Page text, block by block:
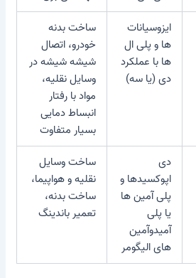
ایزوسیانات
ها و پلی ال
ها با عملکرد
دی (یا سه)
ساخت بدنه
خودرو، اتصال
شیشه شیشه در
وسایل نقلیه،
مواد با رفتار
انبساط دمایی
بسیار متفاوت
دی
اپوکسیدها و
پلی آمین ها
یا پلی
آمیدوآمین
های الیگومر
ساخت وسایل
نقلیه و هواپیما،
ساخت بدنه،
تعمیر باندینگ